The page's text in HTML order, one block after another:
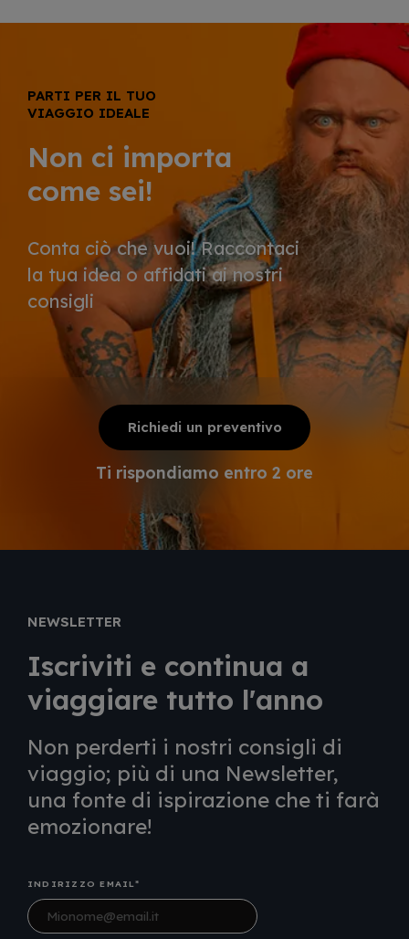
PARTI PER IL TUO
VIAGGIO IDEALE
Non ci importa
come sei!
Conta ciò che vuoi! Raccontaci
la tua idea o affidati ai nostri
consigli
Richiedi un preventivo
Ti rispondiamo entro 2 ore
NEWSLETTER
Iscriviti e continua a
viaggiare tutto l'anno
Non perderti i nostri consigli di
viaggio; più di una Newsletter,
una fonte di ispirazione che ti farà
emozionare!
INDIRIZZO EMAIL